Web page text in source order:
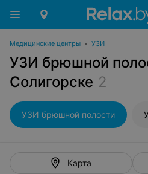
Медицинские центры • УЗИ
УЗИ брюшной
Солигорске 2
УЗИ брюшной полости
Карта